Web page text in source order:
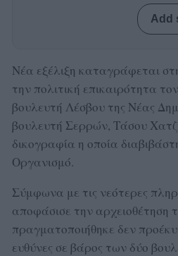
Add
Νέα εξέλιξη καταγράφεται
την πολιτική επικαιρότητα
βουλευτή Λέσβου της Νέας
βουλευτή Σερρών, Τάσου
δικογραφία η οποία
Οργανισμό.
Σύμφωνα με τις νεότερες
αποφάσισε την
πραγματοποιήθηκε δεν
ευθύνες σε βάρος των δύο